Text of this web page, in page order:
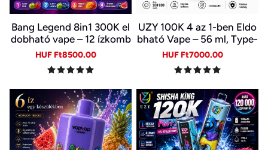
Bang Legend 8in1 300K el
dobható vape – 12 ízkomb
ináció
Sale
HUF Ft8500.00
UZY 100K 4 az 1-ben Eldo
bható Vape – 56 ml, Type-
C, LED kijelző | 4 Íz Egy Ké
szülékben
Sale
HUF Ft7000.00